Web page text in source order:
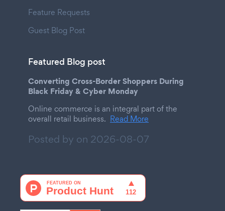
Feature Requests
Guest Blog Post
Featured Blog post
Converting Cross-Border Shoppers During
Black Friday & Cyber Monday
Online commerce is an integral part of the
overall retail business. Read More
Posted by on 2026-08-07